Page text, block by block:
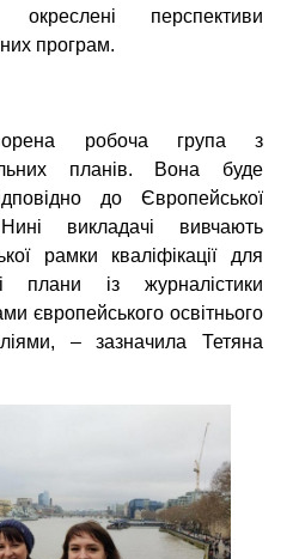
перспективи
програм.
робоча група з
планів. Вона буде
до Європейської
викладачі вивчають
рамки кваліфікації для
плани із журналістики
європейського освітнього
– зазначила Тетяна